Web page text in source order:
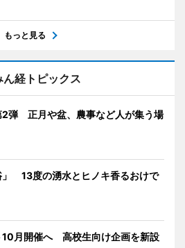
もっと見る
ん経トピックス
2弾 正月や盆、農事など人が集う場
」 13度の湧水とヒノキ香るおけで
10月開催へ 高校生向け企画を新設